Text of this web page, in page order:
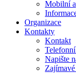
Mobilní
Organizace
Kontakty
Kontakt
Napište